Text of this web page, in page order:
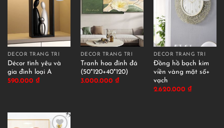
DECOR TRANG TRÍ
Décor tình yêu và
gia đình loại A
590.000 ₫
DECOR TRANG TRÍ
Tranh hoa đính đá
(50*120+40*120)
3.000.000 ₫
DECOR TRANG TRÍ
Đồng hồ bạch kim
viền vàng mặt số+
vạch
2.620.000 ₫